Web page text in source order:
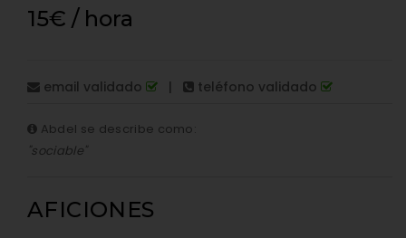
15€ / hora
email validado | teléfono validado
Abdel se describe como:
"sociable"
AFICIONES